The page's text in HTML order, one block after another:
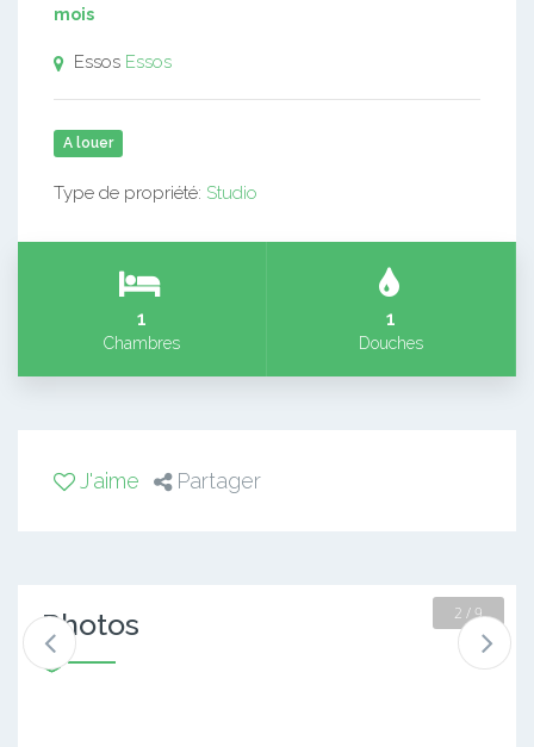
mois
Essos Essos
A louer
Type de propriété: Studio
1
Chambres
1
Douches
J'aime Partager
Photos 2 / 9